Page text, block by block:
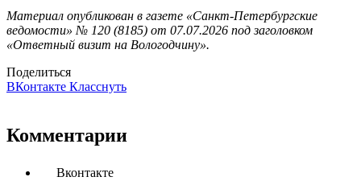
Материал опубликован в газете «Санкт-Петербургские
ведомости» № 120 (8185) от 07.07.2026 под заголовком
«Ответный визит на Вологодчину».
Поделиться
ВКонтакте Класснуть
Комментарии
Вконтакте